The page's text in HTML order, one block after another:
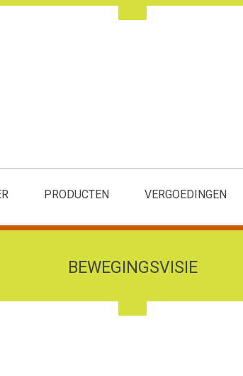
PRODUCTEN VERGOEDINGEN
BEWEGINGSVISIE